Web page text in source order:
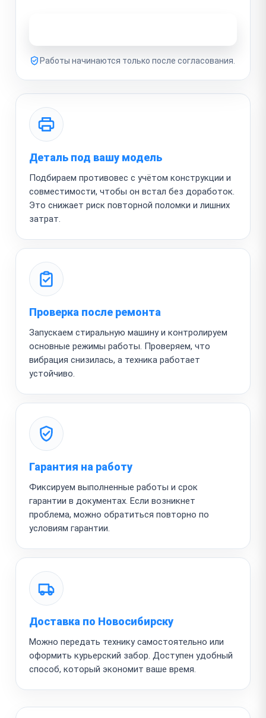
Работы начинаются только после согласования.
Деталь под вашу модель
Подбираем противовес с учётом конструкции и
совместимости, чтобы он встал без доработок.
Это снижает риск повторной поломки и лишних
затрат.
Проверка после ремонта
Запускаем стиральную машину и контролируем
основные режимы работы. Проверяем, что
вибрация снизилась, а техника работает
устойчиво.
Гарантия на работу
Фиксируем выполненные работы и срок
гарантии в документах. Если возникнет
проблема, можно обратиться повторно по
условиям гарантии.
Доставка по Новосибирску
Можно передать технику самостоятельно или
оформить курьерский забор. Доступен удобный
способ, который экономит ваше время.